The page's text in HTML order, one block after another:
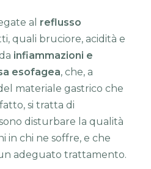
al reflusso
quali bruciore, acidità e
infiammazioni e
esofagea, che, a
materiale gastrico che
si tratta di
disturbare la qualità
in chi ne soffre, e che
adeguato trattamento.